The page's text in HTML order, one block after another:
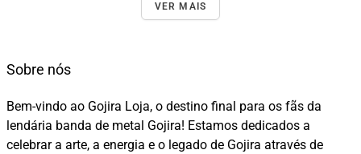
VER MAIS
Sobre nós
Bem-vindo ao Gojira Loja, o destino final para os fãs da
lendária banda de metal Gojira! Estamos dedicados a
celebrar a arte, a energia e o legado de Gojira através de